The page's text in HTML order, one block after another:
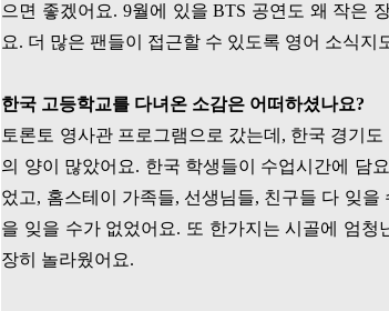
으면 좋겠어요. 9월에 있을BTS 공연도 왜 작은
요. 더 많은 팬들이 접근할 수 있도록 영어 소식지
한국 고등학교를 다녀온 소감은 어떠하셨나요?
토론토 영사관 프로그램으로 갔는데 , 한국 경기
의 양이 많았어요. 한국 학생들이 수업시간에 담
었고, 홈스테이 가족들, 선생님들, 친구들 다 잊을
을 잊을 수가 없었어요. 또 한가지는 시골에 엄청
장히 놀라웠어요.